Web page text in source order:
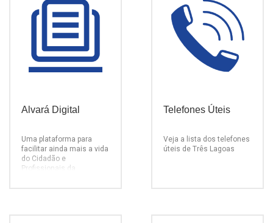
Alvará Digital
Uma plataforma para
facilitar ainda mais a vida
do Cidadão e
Profissionais da
Telefones Úteis
Veja a lista dos telefones
úteis de Três Lagoas